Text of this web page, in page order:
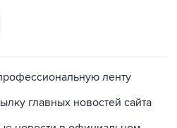
ленту
главных новостей сайта